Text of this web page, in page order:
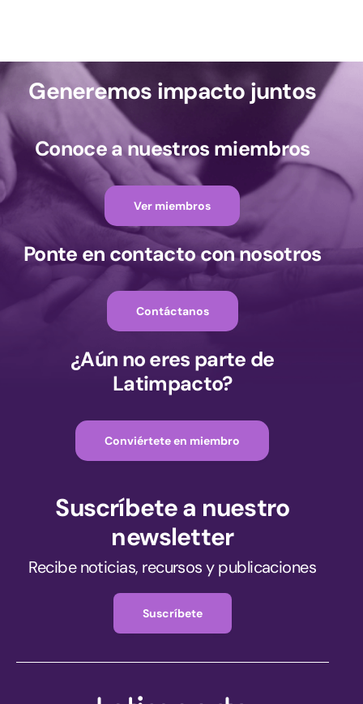
Generemos impacto juntos
Conoce a nuestros miembros
Ver miembros
Ponte en contacto con nosotros
Contáctanos
¿Aún no eres parte de
Latimpacto?
Conviértete en miembro
Suscríbete a nuestro
newsletter
Recibe noticias, recursos y publicaciones
Suscríbete